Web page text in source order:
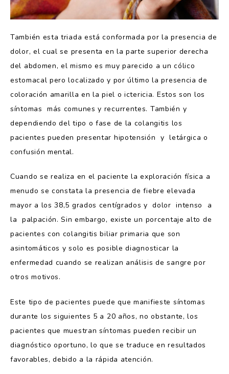
También esta triada está conformada por la presencia de
dolor, el cual se presenta en la parte superior derecha
del abdomen, el mismo es muy parecido a un cólico
estomacal pero localizado y por último la presencia de
coloración amarilla en la piel o ictericia. Estos son los
síntomas más comunes y recurrentes. También y
dependiendo del tipo o fase de la colangitis los
pacientes pueden presentar hipotensión y letárgica o
confusión mental.
Cuando se realiza en el paciente la exploración física a
menudo se constata la presencia de fiebre elevada
mayor a los 38,5 grados centígrados y dolor intenso a
la palpación. Sin embargo, existe un porcentaje alto de
pacientes con colangitis biliar primaria que son
asintomáticos y solo es posible diagnosticar la
enfermedad cuando se realizan análisis de sangre por
otros motivos.
Este tipo de pacientes puede que manifieste síntomas
durante los siguientes 5 a 20 años, no obstante, los
pacientes que muestran síntomas pueden recibir un
diagnóstico oportuno, lo que se traduce en resultados
favorables, debido a la rápida atención.